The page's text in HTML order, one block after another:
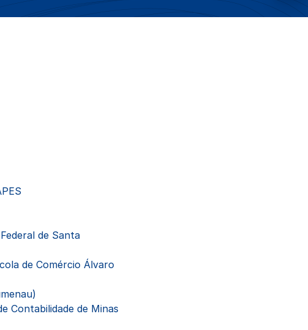
de Santa
de Comércio Álvaro
Contabilidade de Minas